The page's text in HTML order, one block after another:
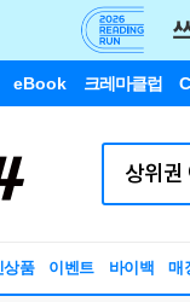
eBook 크레마클럽
상품 이벤트 바이백 매